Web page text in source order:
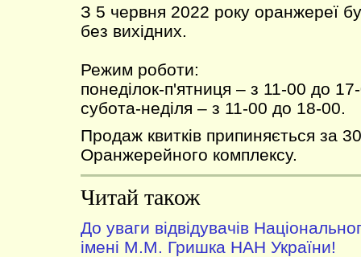
З 5 червня 2022 року оранжереї
без вихідних.
Режим роботи:
понеділок-п'ятниця – з 11-00 до
субота-неділя – з 11-00 до 18-00.
Продаж квитків припиняється за
Оранжерейного комплексу.
Читай також
До уваги відвідувачів
імені М.М. Гришка НАН України!